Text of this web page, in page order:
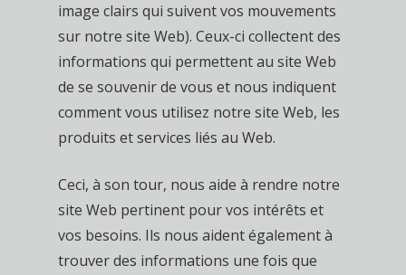
image clairs qui suivent vos mouvements
sur notre site Web). Ceux-ci collectent des
informations qui permettent au site Web
de se souvenir de vous et nous indiquent
comment vous utilisez notre site Web, les
produits et services liés au Web.
Ceci, à son tour, nous aide à rendre notre
site Web pertinent pour vos intérêts et
vos besoins. Ils nous aident également à
trouver des informations une fois que